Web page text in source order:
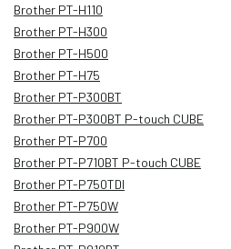
Brother PT-H110
Brother PT-H300
Brother PT-H500
Brother PT-H75
Brother PT-P300BT
Brother PT-P300BT P-touch CUBE
Brother PT-P700
Brother PT-P710BT P-touch CUBE
Brother PT-P750TDI
Brother PT-P750W
Brother PT-P900W